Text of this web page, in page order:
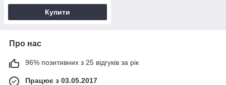
Купити
Про нас
96% позитивних з 25 відгуків за рік
Працює з 03.05.2017